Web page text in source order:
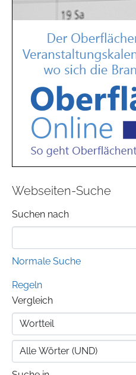
Webseiten-Suche
Suchformular
Suchen nach
Normale Suche
Regeln
Vergleich